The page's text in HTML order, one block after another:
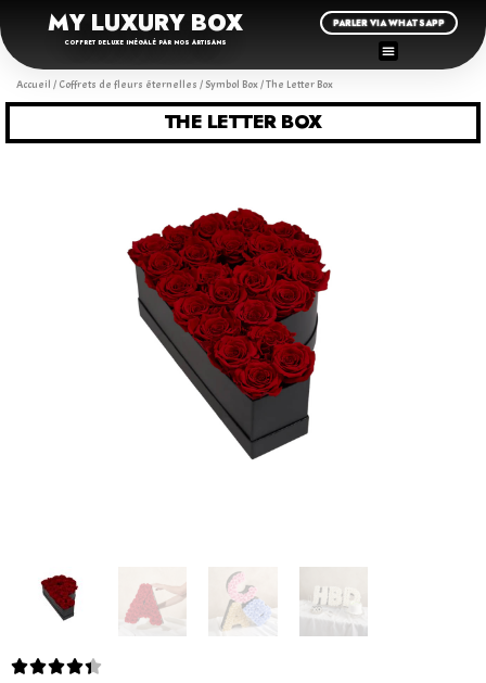
MY LUXURY BOX
COFFRET DELUXE INÉGALÉ PAR NOS ARTISANS
PARLER VIA WHATSAPP
Accueil / Coffrets de fleurs éternelles / Symbol Box/ The Letter Box
THE LETTER BOX
